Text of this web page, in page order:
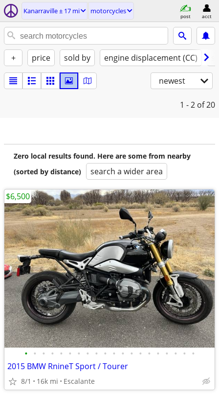
Kanarraville ± 17 mi motorcycles
post acct
+ price sold by engine displacement (CC)
newest
1 - 2 of 20
Zero local results found. Here are some from nearby
(sorted by distance)
search a wider area
• • • • • • • • • • • • • • • • • • • •
2015 BMW RnineT Sport / Tourer
8/1 16k mi Escalante
$6,500